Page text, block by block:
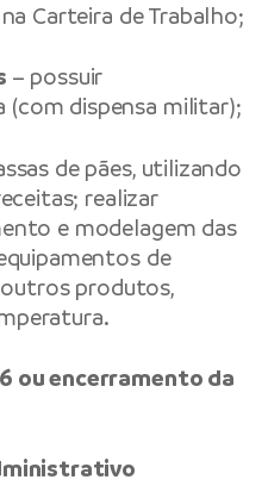
Carteira de Trabalho;
– possuir
dispensa militar);
de pães, utilizando
realizar
e modelagem das
de
outros produtos,
ou encerramento da